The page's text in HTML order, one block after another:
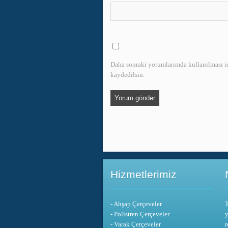
Daha sonraki yorumlarımda kullanılması
kaydedilsin.
Hizmetlerimiz
- Ahşap Çerçeveler
- Polistren Çerçeveler
- Varak Çerçeveler